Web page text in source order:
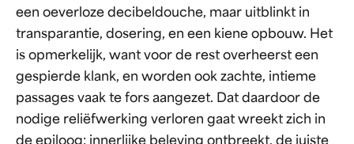
een oeverloze decibeldouche, maar uitblinkt in
transparantie, dosering, en een kiene opbouw. Het
is opmerkelijk, want voor de rest overheerst een
gespierde klank, en worden ook zachte, intieme
passages vaak te fors aangezet. Dat daardoor de
nodige reliëfwerking verloren gaat wreekt zich in